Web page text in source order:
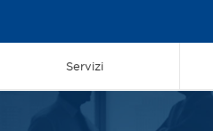
Servizi